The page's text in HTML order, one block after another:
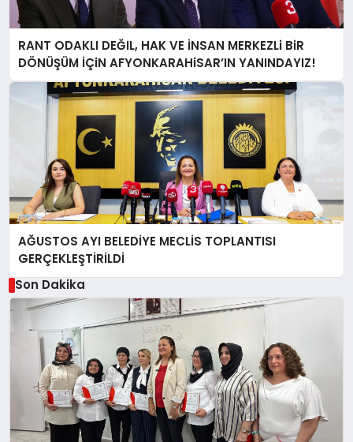
RANT ODAKLI DEĞIL, HAK VE İNSAN MERKEZLi BiR
DÖNÜŞÜM İÇiN AFYONKARAHiSAR’IN YANINDAYIZ!
AĞUSTOS AYI BELEDİYE MECLİS TOPLANTISI
GERÇEKLEŞTİRİLDİ
Son Dakika